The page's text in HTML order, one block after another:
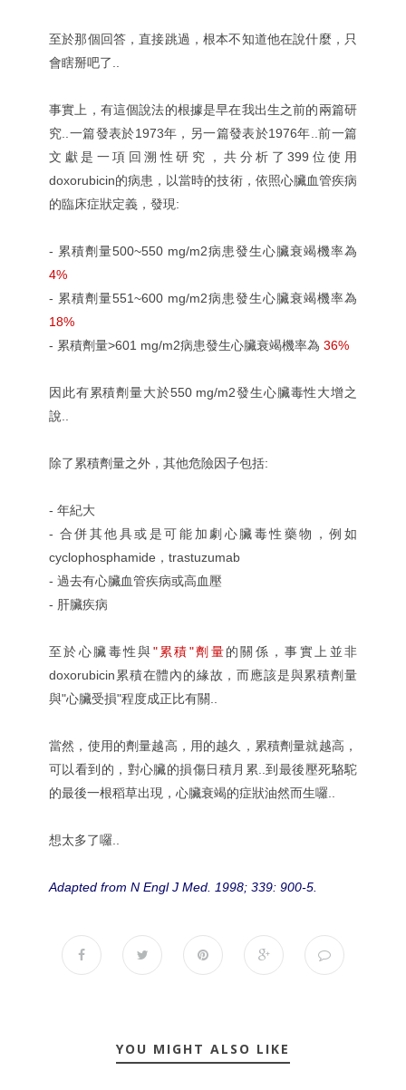
至於那個回答，直接跳過，根本不知道他在說什麼，只
會瞎掰吧了..
事實上，有這個說法的根據是早在我出生之前的兩篇研
究..一篇發表於1973年，另一篇發表於1976年..前一篇
文獻是一項回溯性研究，共分析了399位使用
doxorubicin的病患，以當時的技術，依照心臟血管疾病
的臨床症狀定義，發現:
- 累積劑量500~550 mg/m2病患發生心臟衰竭機率為
4%
- 累積劑量551~600 mg/m2病患發生心臟衰竭機率為
18%
- 累積劑量>601 mg/m2病患發生心臟衰竭機率為 36%
因此有累積劑量大於550 mg/m2發生心臟毒性大增之
說..
除了累積劑量之外，其他危險因子包括:
- 年紀大
- 合併其他具或是可能加劇心臟毒性藥物，例如
cyclophosphamide，trastuzumab
- 過去有心臟血管疾病或高血壓
- 肝臟疾病
至於心臟毒性與"累積"劑量的關係，事實上並非
doxorubicin累積在體內的緣故，而應該是與累積劑量
與"心臟受損"程度成正比有關..
當然，使用的劑量越高，用的越久，累積劑量就越高，
可以看到的，對心臟的損傷日積月累..到最後壓死駱駝
的最後一根稻草出現，心臟衰竭的症狀油然而生囉..
想太多了囉..
Adapted from N Engl J Med. 1998; 339: 900-5.
YOU MIGHT ALSO LIKE